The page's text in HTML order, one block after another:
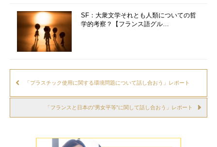
SF：大衆文学それとも人類についての哲
学的考察？【フランス語グル…
「プラスチック使用に関する環境問題について話し合おう」レポート
「フランスと日本の”男女平等”に関して話し合おう」レポート